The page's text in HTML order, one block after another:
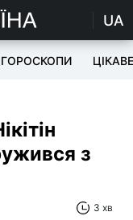
UA
ГОРОСКОПИ ЦІКАВЕ
з
3 хв